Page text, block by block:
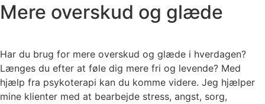
Mere overskud og glæde
Har du brug for mere overskud og glæde i hverdagen?
Længes du efter at føle dig mere fri og levende? Med
hjælp fra psykoterapi kan du komme videre. Jeg hjælper
mine klienter med at bearbejde stress, angst, sorg,